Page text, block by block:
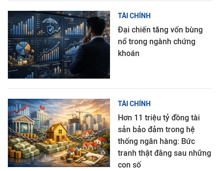
TÀI CHÍNH
Đại chiến tăng vốn bùng
nổ trong ngành chứng
khoán
TÀI CHÍNH
Hơn 11 triệu tỷ đồng tài
sản bảo đảm trong hệ
thống ngân hàng: Bức
tranh thật đằng sau những
con số